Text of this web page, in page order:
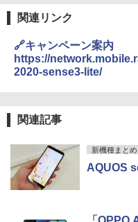
関連リンク
🔗キャンペーン案内
https://
2020-sense3-lite/
関連記事
新機種まとめ
AQUOS